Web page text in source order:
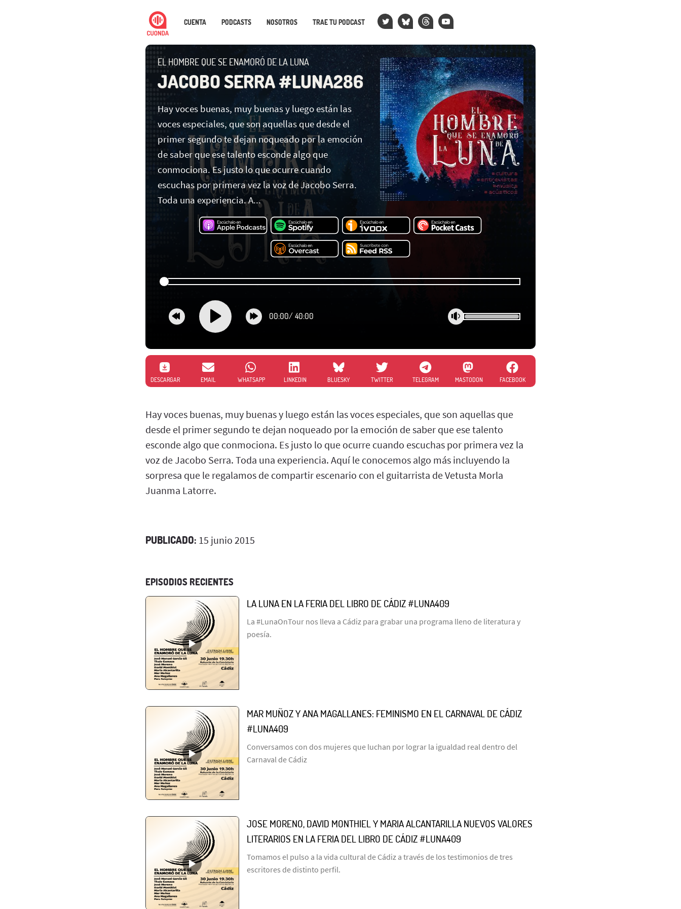
CUENTA PODCASTS NOSOTROS TRAE TU PODCAST
EL HOMBRE QUE SE ENAMORÓ DE LA LUNA
JACOBO SERRA #LUNA286
Hay voces buenas, muy buenas y luego están las
voces especiales, que son aquellas que desde el
primer segundo te dejan noqueado por la emoción
de saber que ese talento esconde algo que
conmociona. Es justo lo que ocurre cuando
escuchas por primera vez la voz de Jacobo Serra.
Toda una experiencia. A...
00:00/ 40:00
DESCARGAR EMAIL WHATSAPP LINKEDIN BLUESKY TWITTER TELEGRAM MASTODON FACEBOOK
Hay voces buenas, muy buenas y luego están las voces especiales, que son aquellas que
desde el primer segundo te dejan noqueado por la emoción de saber que ese talento
esconde algo que conmociona. Es justo lo que ocurre cuando escuchas por primera vez la
voz de Jacobo Serra. Toda una experiencia. Aquí le conocemos algo más incluyendo la
sorpresa que le regalamos de compartir escenario con el guitarrista de Vetusta Morla
Juanma Latorre.
PUBLICADO: 15 junio 2015
EPISODIOS RECIENTES
LA LUNA EN LA FERIA DEL LIBRO DE CÁDIZ #LUNA409
La #LunaOnTour nos lleva a Cádiz para grabar una programa lleno de literatura y
poesía.
MAR MUÑOZ Y ANA MAGALLANES: FEMINISMO EN EL CARNAVAL DE CÁDIZ
#LUNA409
Conversamos con dos mujeres que luchan por lograr la igualdad real dentro del
Carnaval de Cádiz
JOSE MORENO, DAVID MONTHIEL Y MARIA ALCANTARILLA NUEVOS VALORES
LITERARIOS EN LA FERIA DEL LIBRO DE CÁDIZ #LUNA409
Tomamos el pulso a la vida cultural de Cádiz a través de los testimonios de tres
escritores de distinto perfil.